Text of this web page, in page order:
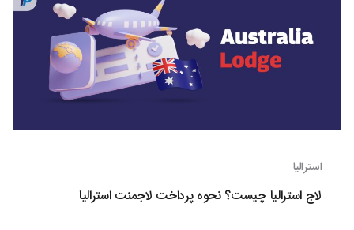
استرالیا
لاج استرالیا چیست؟ نحوه پرداخت لاجمنت استرالیا